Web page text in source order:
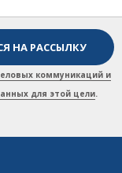
коммуникаций и
для этой цели.